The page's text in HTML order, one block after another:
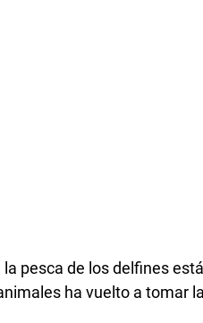
la pesca de los delfines
ha vuelto a tomar